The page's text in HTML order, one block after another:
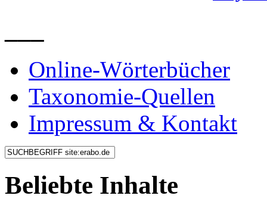
Online-Wörterbücher
Taxonomie-Quellen
Impressum & Kontakt
Beliebte Inhalte